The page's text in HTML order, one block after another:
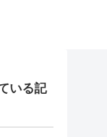
いる記